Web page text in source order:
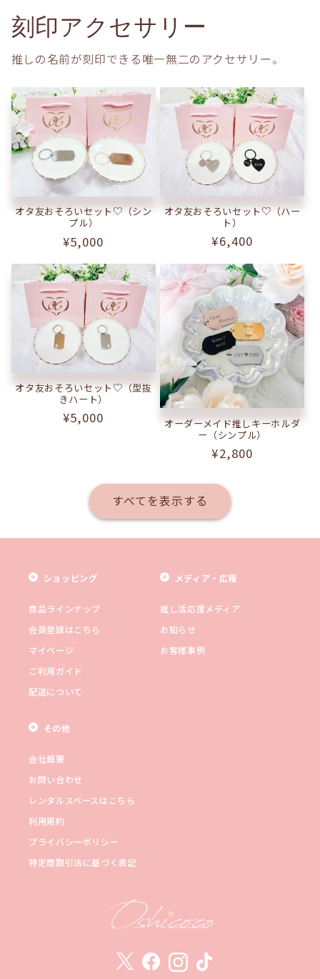
刻印アクセサリー
推しの名前が刻印できる唯一無二のアクセサリー。
オタ友おそろいセット♡（シン
プル）
通
価
格
¥5,000
オタ友おそろいセット♡（ハー
ト）
通
価
格
¥6,400
オタ友おそろいセット♡（型抜
きハート）
通
¥5,000
オーダーメイド推しキーホルダ
ー（シンプル）
通
価
¥2,800
すべてを表示する
ショッピング
商品ラインナップ
会員登録はこちら
マイページ
ご利用ガイド
配送について
メディア・広報
推し活応援メディア
お知らせ
お客様事例
その他
会社概要
お問い合わせ
レンタルスペースはこちら
利用規約
プライバシーポリシー
特定商取引法に基づく表記